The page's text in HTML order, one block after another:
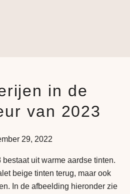
in de
van 2023
29, 2022
uit warme aardse tinten.
beige tinten terug, maar ook
In de afbeelding hieronder zie